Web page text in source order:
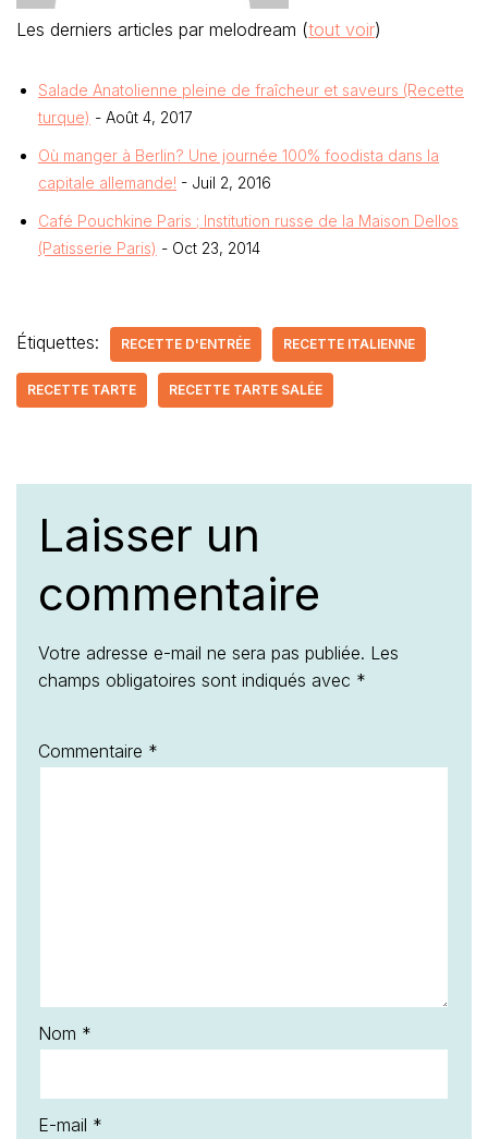
Les derniers articles par melodream (tout voir)
Salade Anatolienne pleine de fraîcheur et saveurs (Recette
turque) - Août 4, 2017
Où manger à Berlin? Une journée 100% foodista dans la
capitale allemande! - Juil 2, 2016
Café Pouchkine Paris ; Institution russe de la Maison Dellos
(Patisserie Paris) - Oct 23, 2014
Étiquettes: RECETTE D'ENTRÉE RECETTE ITALIENNE
RECETTE TARTE RECETTE TARTE SALÉE
Laisser un
commentaire
Votre adresse e-mail ne sera pas publiée. Les
champs obligatoires sont indiqués avec *
Commentaire *
Nom *
E-mail *